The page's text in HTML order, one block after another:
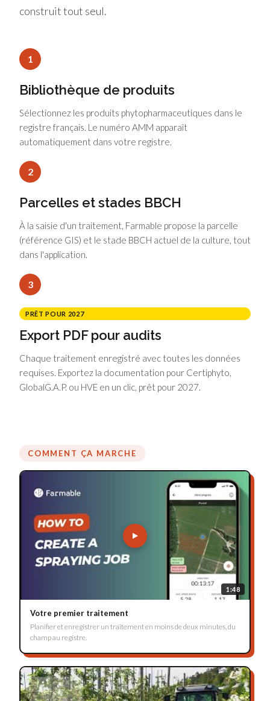
construit tout seul.
1
Bibliothèque de produits
Sélectionnez les produits phytopharmaceutiques dans le
registre français. Le numéro AMM apparaît
automatiquement dans votre registre.
2
Parcelles et stades BBCH
À la saisie d'un traitement, Farmable propose la parcelle
(référence GIS) et le stade BBCH actuel de la culture, tout
dans l'application.
3
PRÊT POUR 2027
Export PDF pour audits
Chaque traitement enregistré avec toutes les données
requises. Exportez la documentation pour Certiphyto,
GlobalG.A.P. ou HVE en un clic, prêt pour 2027.
COMMENT ÇA MARCHE
1:48
Votre premier traitement
Planifier et enregistrer un traitement en moins de deux minutes, du
champ au registre.